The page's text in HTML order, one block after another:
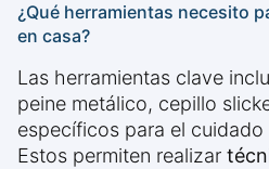
¿Qué herramientas necesito
en casa?
Las herramientas clave
peine metálico, cepillo
específicos para el
Estos permiten realizar